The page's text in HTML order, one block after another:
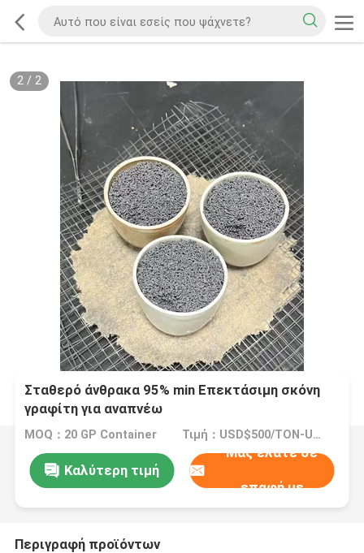
2/ 2
Σταθερό άνθρακα 95% min Επεκτάσιμη σκόνη
γραφίτη για αναπνέω
MOQ：20 GP Container Τιμή：USD$500/TON-USD$3000/TON
Καλύτερη τιμή
Μας ελάτε σε
επαφή με
Περιγραφή προϊόντων